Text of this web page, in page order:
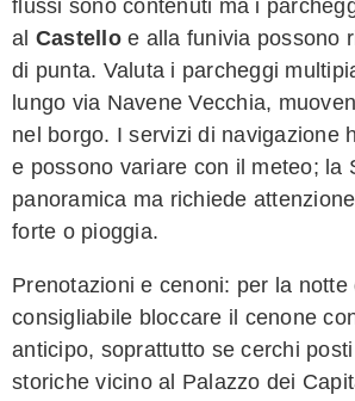
flussi sono contenuti ma i
al Castelloe alla funivia possono
di punta. Valuta i parcheggi
lungo via Navene Vecchia,
nel borgo. I servizi di navigazione
e possono variare con il meteo; la
panoramica ma richiede
forte o pioggia.
Prenotazioni e cenoni: per la notte
consigliabile bloccare il cenone
anticipo, soprattutto se cerchi
storiche vicino al Palazzo dei